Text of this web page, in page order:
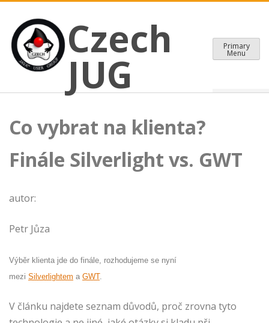
content
Czech JUG
CZECH JAVA USER GROUP
Czech
JUG
Primary
Menu
Co vybrat na klienta?
Finále Silverlight vs. GWT
autor:
Petr Jůza
Výběr klienta jde do finále, rozhodujeme se nyní
mezi Silverlightem a GWT.
V článku najdete seznam důvodů, proč zrovna tyto